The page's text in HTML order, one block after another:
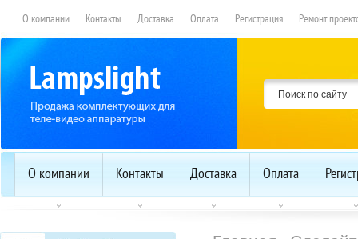
О компании Контакты Доставка Оплата Регистрация Ремонт
О компании Контакты Доставка Оплата